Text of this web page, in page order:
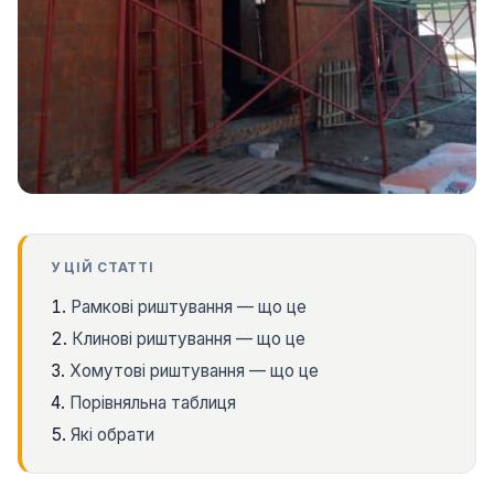
У ЦІЙ СТАТТІ
Рамкові риштування — що це
Клинові риштування — що це
Хомутові риштування — що це
Порівняльна таблиця
Які обрати